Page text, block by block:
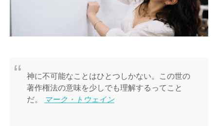
神に不可能なことはひとつしかない。この世の
著作権法の意味を少しでも理解するってこと
だ。
マーク・トウェイン